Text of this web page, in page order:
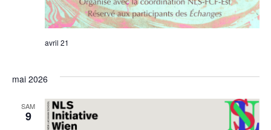
avril 21
mai 2026
SAM
9